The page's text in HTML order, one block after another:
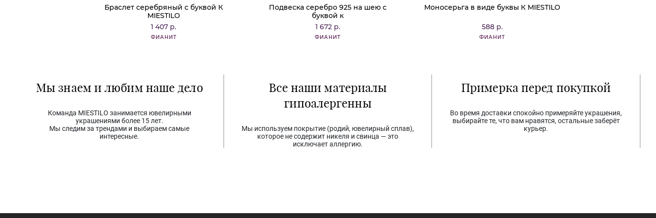
Браслет серебряный с буквой К
MIESTILO
1 407 р.
ФИАНИТ
Подвеска серебро 925 на шею с
буквой к
1 672 р.
ФИАНИТ
Моносерьга в виде буквы К MIESTILO
588 р.
ФИАНИТ
Мы знаем и любим наше дело
Команда MIESTILO занимается ювелирными
украшениями более 15 лет.
Мы следим за трендами и выбираем самые
интересные.
Все наши материалы
гипоалергенны
Мы используем покрытие (родий, ювелирный сплав),
которое не содержит никеля и свинца — это
исключает аллергию.
Примерка перед покупкой
Во время доставки спокойно примеряйте украшения,
выбирайте те, что вам нравятся, остальные заберёт
курьер.